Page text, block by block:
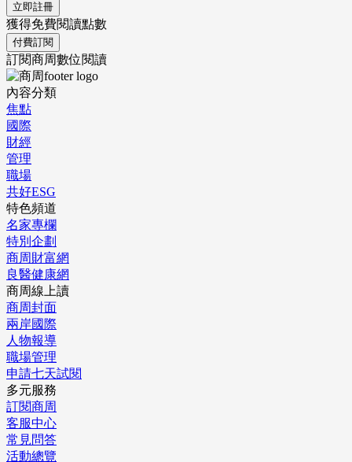
立即註冊
獲得免費閱讀點數
付費訂閱
訂閱商周數位閱讀
內容分類
焦點
國際
財經
管理
職場
共好ESG
特色頻道
名家專欄
特別企劃
商周財富網
良醫健康網
商周線上讀
商周封面
兩岸國際
人物報導
職場管理
申請七天試閱
多元服務
訂閱商周
客服中心
常見問答
活動總覽